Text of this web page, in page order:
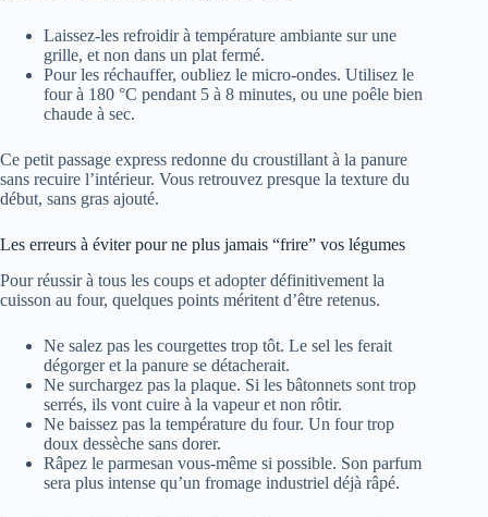
Laissez-les refroidir à température ambiante sur une
grille, et non dans un plat fermé.
Pour les réchauffer, oubliez le micro-ondes. Utilisez le
four à 180 °C pendant 5 à 8 minutes, ou une poêle bien
chaude à sec.
Ce petit passage express redonne du croustillant à la panure
sans recuire l’intérieur. Vous retrouvez presque la texture du
début, sans gras ajouté.
Les erreurs à éviter pour ne plus jamais “frire” vos légumes
Pour réussir à tous les coups et adopter définitivement la
cuisson au four, quelques points méritent d’être retenus.
Ne salez pas les courgettes trop tôt. Le sel les ferait
dégorger et la panure se détacherait.
Ne surchargez pas la plaque. Si les bâtonnets sont trop
serrés, ils vont cuire à la vapeur et non rôtir.
Ne baissez pas la température du four. Un four trop
doux dessèche sans dorer.
Râpez le parmesan vous-même si possible. Son parfum
sera plus intense qu’un fromage industriel déjà râpé.